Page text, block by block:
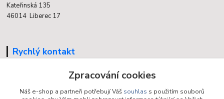
Kateřinská 135
46014 Liberec 17
Rychlý kontakt
Zpracování cookies
Náš e-shop a partneři potřebují Váš souhlas s použitím souborů